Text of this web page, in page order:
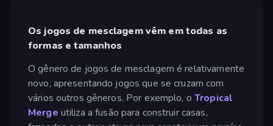
Os jogos de mesclagem vêm em todas as
formas e tamanhos
O gênero de jogos de mesclagem é relativamente
novo, apresentando jogos que se cruzam com
vários outros gêneros. Por exemplo, o Tropical
Merge utiliza a fusão para construir casas,